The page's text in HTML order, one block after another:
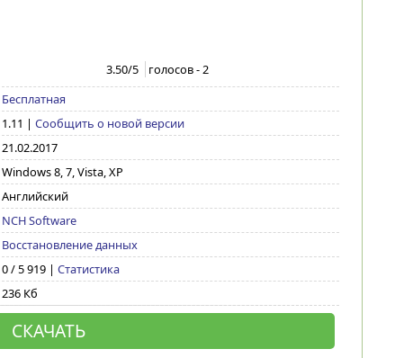
3.50/5 голосов -2
Бесплатная
1.11 | Сообщить о новой версии
21.02.2017
Windows 8, 7, Vista, XP
Английский
NCH Software
Восстановление данных
0 / 5 919 | Статистика
236 Кб
СКАЧАТЬ